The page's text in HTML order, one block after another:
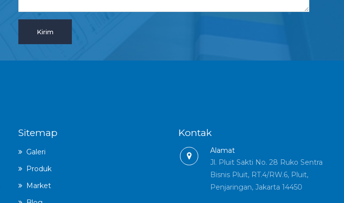
Sitemap
Galeri
Produk
Market
Kontak
Alamat
Jl. Pluit Sakti No. 28 Ruko Sentra
Bisnis Pluit, RT.4/RW.6, Pluit,
Penjaringan, Jakarta 14450